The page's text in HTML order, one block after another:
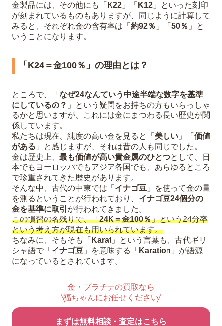
金製品には、その他にも「 K22 」「 K12 」といった刻印
が刻まれているものもありますが、同じように計算して
みると、それぞれ金の含有率は「 約92％ 」「 50％ 」と
いうことになります。
「K24＝金100％」の理由とは？
ところで、「 なぜ24なんていう中途半端な数字を基準
にしているの？ 」という疑問をお持ちの方もいらっしゃ
るかと思いますが、これには金にまつわる長い歴史が関
係しています。
私たちは現在、純度の高い金を見ると「 美しい 」「 価値
がある 」と感じますが、それは昔の人も同じでした。
金は歴史上、 最も価値が高い貴金属のひとつとして、日
本でもヨーロッパでもアジア各国でも、あらゆるところ
で珍重されてきた歴史があります。
そんな中、古代の中東では「 イナゴ豆 」を使って金の量
を測るということが行われており、 イナゴ豆24個分の
金を基準に取引 が行われてきました。
この慣習の名残りで、「24K＝金100％」という24分率
という考え方が現在も用いられています。
ちなみに、そもそも「 Karat 」という言葉も、古代ギリ
シャ語で「 イナゴ豆 」を意味する「 Karation 」が語源
になっているとされています。
金・プラチナの買取なら
福ちゃんにお任せください
まずは無料相談・査定はこちら